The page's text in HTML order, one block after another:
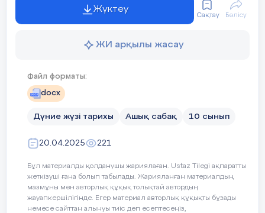
Сабақтың мақсаты Тарихтың пайда
Сабақтың
кезеңі//
Ұйымдасты
ру
Өзін-өзі
тексеру
Қызығушылықты ояту
Жүктеу
Сақтау Бөлісу
ЖИ арқылы жасау
Файл форматы:
docx
Дүние жүзі тарихы Ашық сабақ 10 сынып
20.04.2025 221
Бұл материалды қолданушы жариялаған. Ustaz Tilegi ақпаратты
жеткізуші ғана болып табылады. Жарияланған материалдың
мазмұны мен авторлық құқық толықтай автордың
жауапкершілігінде. Егер материал авторлық құқықты бұзады
немесе сайттан алынуы тиіс деп есептесеңіз,